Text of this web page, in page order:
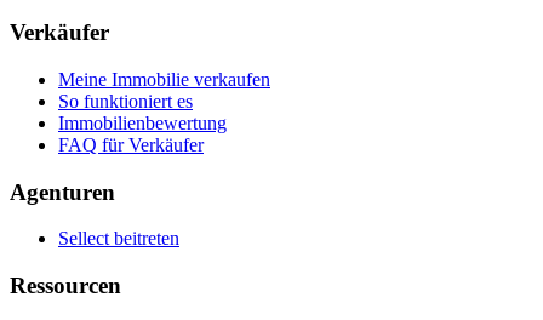
Verkäufer
Meine Immobilie verkaufen
So funktioniert es
Immobilienbewertung
FAQ für Verkäufer
Agenturen
Sellect beitreten
Ressourcen